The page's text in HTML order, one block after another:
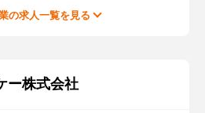
の求人一覧を見る
ー株式会社